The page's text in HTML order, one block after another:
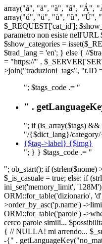
array("á", "ä", "à", "â", "Á",
array("ú", "ü", "ù", "û", "Ú",
$_REQUEST['cat_id'];
parametro non esiste
$show_categories =
$trad_lang = 'en'; } else { //
= "https://" .
>join("traduzioni_tags", "t.ID
"; $tags_code .= "
" .
"; if (is_array($tags)
"/{$dict_lang}/
{$tag->label} {$img}
"; } } $tags_code .= "
"; ob_start(); if
$_is_casuale = true; else: if
ini_set('memory_limit',
ORM::for_table('dizionario',
>order_by_asc('p.name') -
ORM::for_table('parole') -
cerco parole simili...
{ // NULLA! mi arrendo...
-{" .